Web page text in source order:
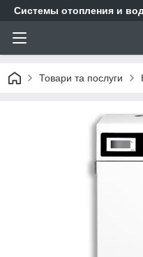
Системы отопления и
Товари та послуги